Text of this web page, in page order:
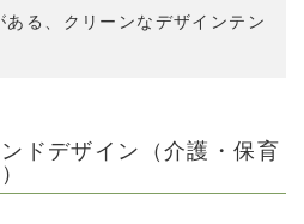
る、クリーンなデザインテン
ドデザイン（介護・保育